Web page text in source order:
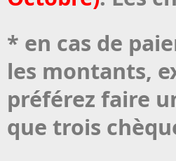
* en cas de
les montants,
préférez faire
que trois